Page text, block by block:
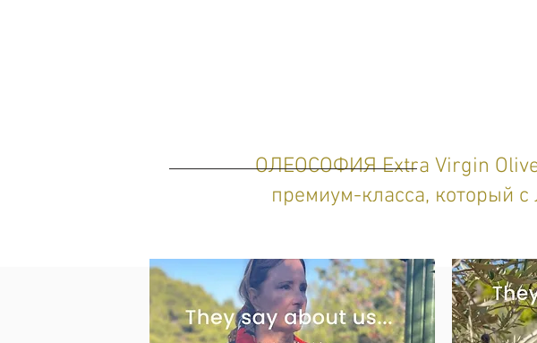
ОЛЕОСОФИЯ Extra Virgin
премиум-класса, который